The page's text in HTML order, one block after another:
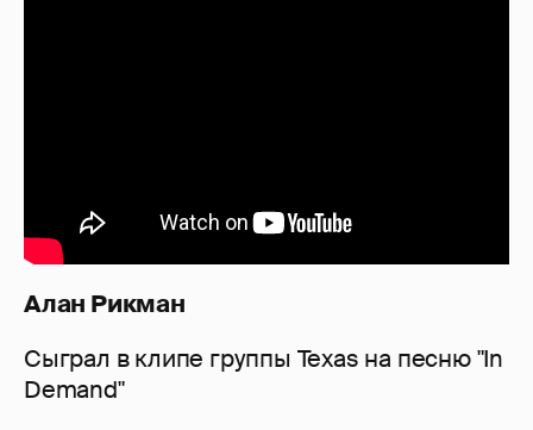
Алан Рикман
Сыграл в клипе группы Texas на песню "In
Demand"